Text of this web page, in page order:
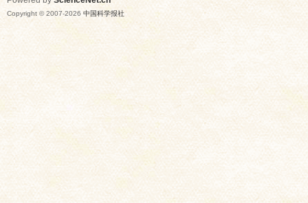
Copyright © 2007-2026 中国科学报社